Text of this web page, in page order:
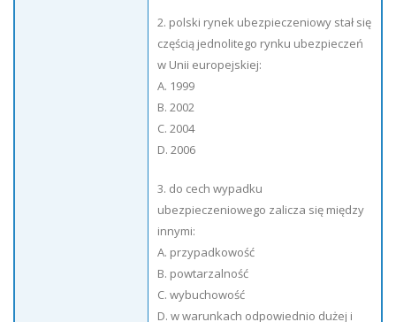
2. polski rynek ubezpieczeniowy stał się
częścią jednolitego rynku ubezpieczeń
w Unii europejskiej:
A. 1999
B. 2002
C. 2004
D. 2006
3. do cech wypadku
ubezpieczeniowego zalicza się między
innymi:
A. przypadkowość
B. powtarzalność
C. wybuchowość
D. w warunkach odpowiednio dużej i